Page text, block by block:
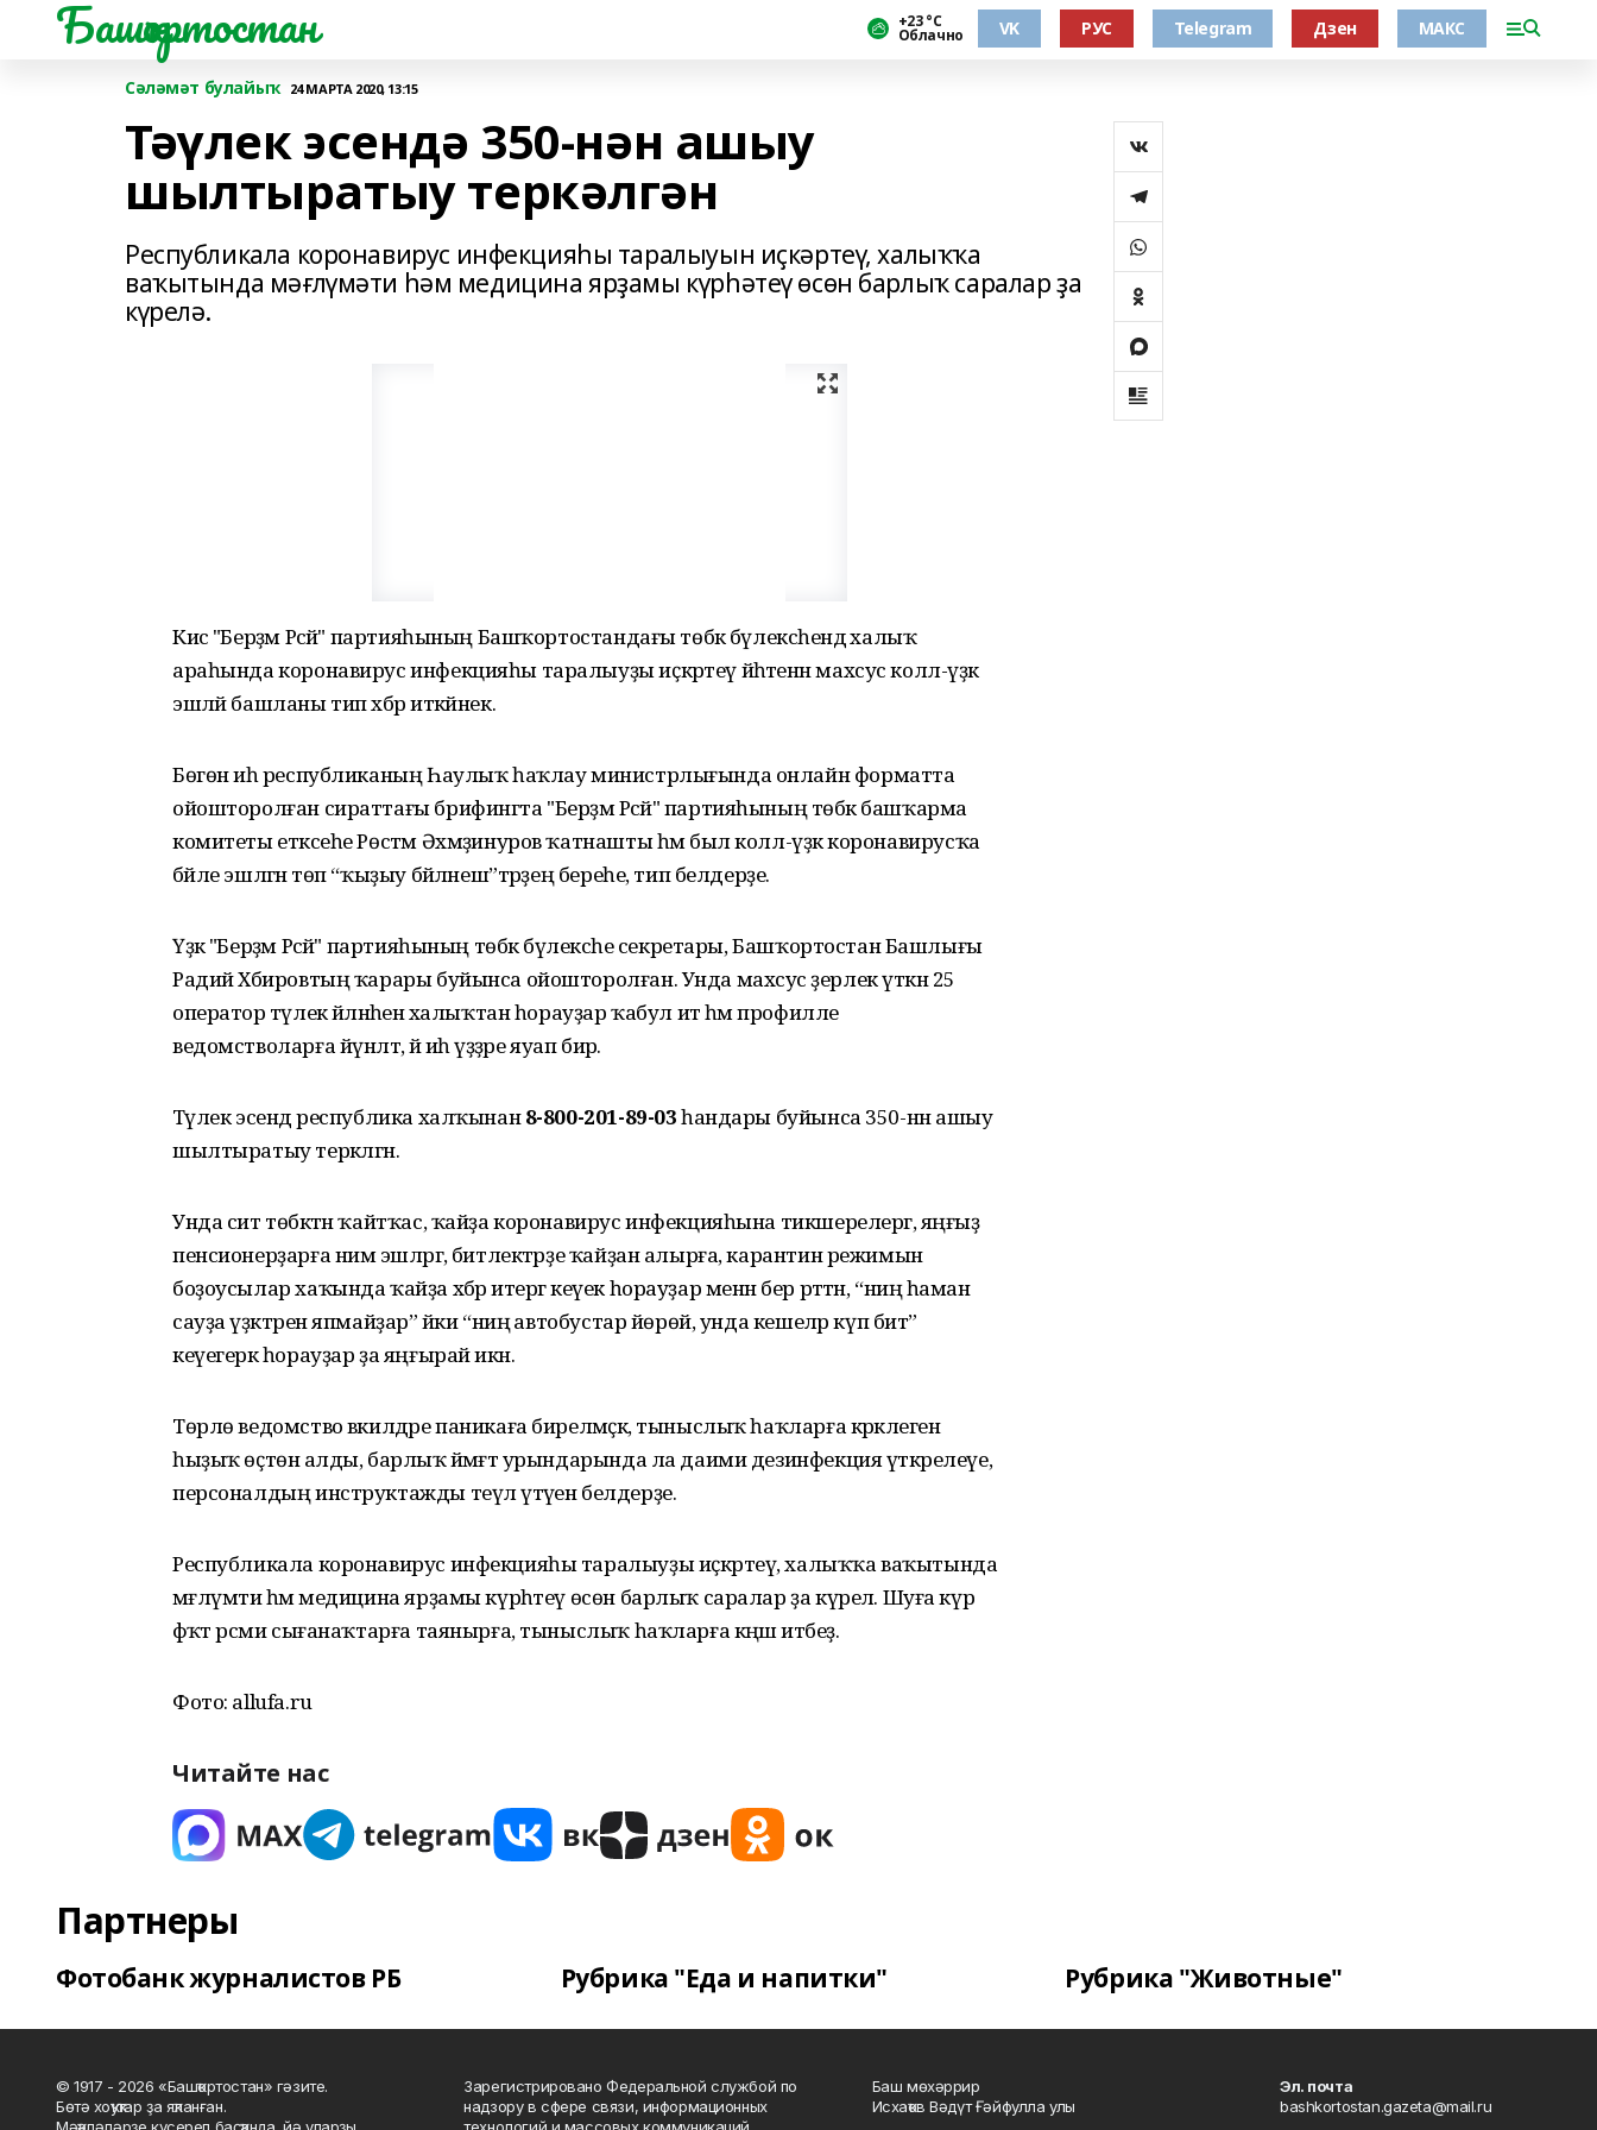
Башҡортостан +23 °С
Облачно VK РУС Telegram Дзен МАКС
Сәләмәт булайыҡ 24 МАРТА 2020, 13:15
Тәүлек эсендә 350-нән ашыу
шылтыратыу теркәлгән
Республикала коронавирус инфекцияһы таралыуын иҫкәртеү, халыҡҡа
ваҡытында мәғлүмәти һәм медицина ярҙамы күрһәтеү өсөн барлыҡ саралар ҙа
күрелә.
Кисә "Берҙәм Рәсәй" партияһының Башҡортостандағы төбәк бүлексәһендә халыҡ
араһында коронавирус инфекцияһы таралыуҙы иҫкәртеү йәһәтенән махсус колл-үҙәк
эшләй башланы тип хәбәр иткәйнек.
Бөгөн иһә республиканың Һаулыҡ һаҡлау министрлығында онлайн форматта
ойошторолған сираттағы брифингта "Берҙәм Рәсәй" партияһының төбәк башҡарма
комитеты етәксеһе Рөстәм Әхмәҙинуров ҡатнашты һәм был колл-үҙәк коронавирусҡа
бәйле эшләгән төп “ҡыҙыу бәйләнеш”тәрҙең береһе, тип белдерҙе.
Үҙәк "Берҙәм Рәсәй" партияһының төбәк бүлексәһе секретары, Башҡортостан Башлығы
Радий Хәбировтың ҡарары буйынса ойошторолған. Унда махсус әҙерлек үткән 25
оператор тәүлек әйләнәһенә халыҡтан һорауҙар ҡабул итә һәм профилле
ведомстволарға йүнәлтә, йә иһә үҙҙәре яуап бирә.
Тәүлек эсендә республика халҡынан8-800-201-89-03һандары буйынса 350-нән ашыу
шылтыратыу теркәлгән.
Унда сит төбәктән ҡайтҡас, ҡайҙа коронавирус инфекцияһына тикшерелергә, яңғыҙ
пенсионерҙарға нимә эшләргә, битлектәрҙе ҡайҙан алырға, карантин режимын
боҙоусылар хаҡында ҡайҙа хәбәр итергә кеүек һорауҙар менән бер рәттән, “ниңә һаман
сауҙа үҙәктәрен япмайҙар” йәки “ниңә автобустар йөрөй, унда кешеләр күп бит”
кеүегерәк һорауҙар ҙа яңғырай икән.
Төрлө ведомство вәкилдәре паникаға бирелмәҫкә, тыныслыҡ һаҡларға кәрәклеген
һыҙыҡ өҫтөнә алды, барлыҡ йәмәғәт урындарында ла даими дезинфекция үткәрелеүе,
персоналдың инструктажды теүәл үтәүен белдерҙе.
Республикала коронавирус инфекцияһы таралыуҙы иҫкәртеү, халыҡҡа ваҡытында
мәғлүмәти һәм медицина ярҙамы күрһәтеү өсөн барлыҡ саралар ҙа күрелә. Шуға күрә
фәҡәт рәсми сығанаҡтарға таянырға, тыныслыҡ һаҡларға кәңәш итәбеҙ.
Фото: allufa.ru
Читайте нас
Партнеры
Фотобанк журналистов РБ Рубрика "Еда и напитки" Рубрика "Животные"
© 1917 - 2026 «Башҡортостан» гәзите.
Бөтә хоҡуҡтар ҙа яҡланған.
Зарегистрировано Федеральной службой по
надзору в сфере связи, информационных
Баш мөхәррир
Исхаҡов Вәдүт Ғәйфулла улы
Эл. почта
bashkortostan.gazeta@mail.ru